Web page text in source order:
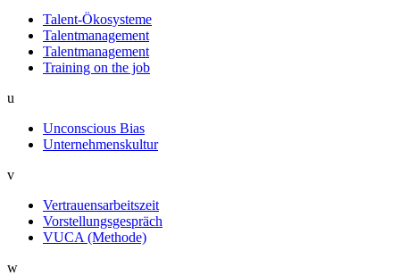
Talent-Ökosysteme
Talentmanagement
Talentmanagement
Training on the job
u
Unconscious Bias
Unternehmenskultur
v
Vertrauensarbeitszeit
Vorstellungsgespräch
VUCA (Methode)
w